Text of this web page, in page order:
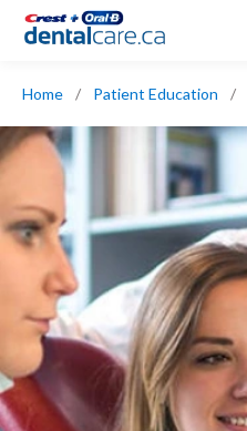
Home / Patient Education /